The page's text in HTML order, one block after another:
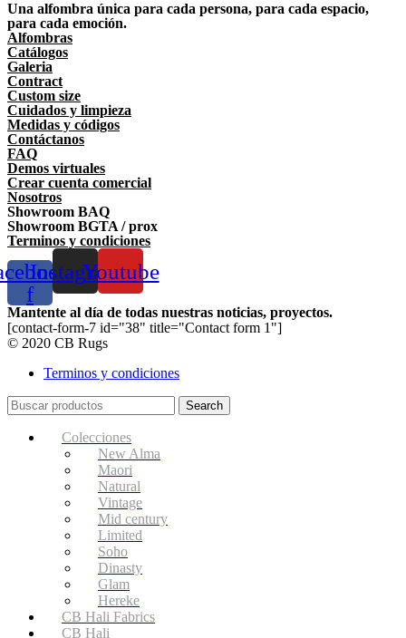
Una alfombra única para cada persona, para cada espacio,
para cada emoción.
Alfombras
Catálogos
Galeria
Contract
Custom size
Cuidados y limpieza
Medidas y códigos
Contáctanos
FAQ
Demos virtuales
Crear cuenta comercial
Nosotros
Showroom BAQ
Showroom BGTA / prox
Terminos y condiciones
f
InstagramYoutube
Mantente al día de todas nuestras noticias, proyectos.
[contact-form-7 id="38" title="Contact form 1"]
© 2020 CB Rugs
Terminos y condiciones
Search
Colecciones
New Alma
Maori
Natural
Vintage
Mid century
Limited
Soho
Dinasty
Glam
Hereke
CB Hali Fabrics
CB Hali